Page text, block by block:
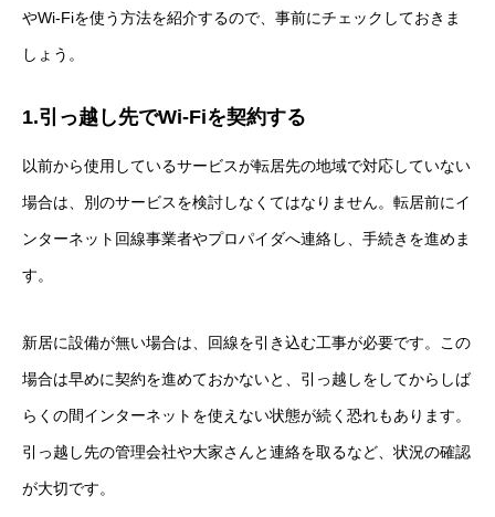
やWi-Fiを使う方法を紹介するので、事前にチェックしておきま
しょう。
1.引っ越し先でWi-Fiを契約する
以前から使用しているサービスが転居先の地域で対応していない
場合は、別のサービスを検討しなくてはなりません。転居前にイ
ンターネット回線事業者やプロパイダへ連絡し、手続きを進めま
す。
新居に設備が無い場合は、回線を引き込む工事が必要です。この
場合は早めに契約を進めておかないと、引っ越しをしてからしば
らくの間インターネットを使えない状態が続く恐れもあります。
引っ越し先の管理会社や大家さんと連絡を取るなど、状況の確認
が大切です。